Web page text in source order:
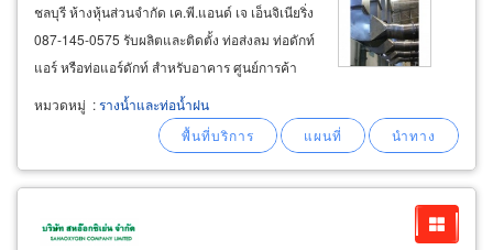
ชลบุรี ห้างหุ้นส่วนจำกัด เค.พี.แอนด์ เจ เอ็นจิเนียริ่ง
087-145-0575 รับผลิตและติดตั้ง ท่อส่งลม ท่อดักท์
แอร์ หรือท่อแอร์ดักท์ สำหรับอาคาร ศูนย์การค้า
โรงแรม โรงงาน รับผลิตและติดตั้ง ปล่องควัน ท่อ
ลมระบายอากาศ ท่อดูดอากาศติดโบลเออร์
หมวดหมู่ :รางน้ำและท่อน้ำฝน